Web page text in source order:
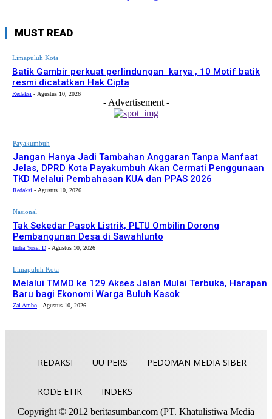
MUST READ
Limapuluh Kota
Batik Gambir perkuat perlindungan karya , 10 Motif batik
resmi dicatatkan Hak Cipta
Redaksi - Agustus 10, 2026
- Advertisement -
Payakumbuh
Jangan Hanya Jadi Tambahan Anggaran Tanpa Manfaat
Jelas, DPRD Kota Payakumbuh Akan Cermati Penggunaan
TKD Melalui Pembahasan KUA dan PPAS 2026
Redaksi - Agustus 10, 2026
Nasional
Tak Sekedar Pasok Listrik, PLTU Ombilin Dorong
Pembangunan Desa di Sawahlunto
Indra Yosef D - Agustus 10, 2026
Limapuluh Kota
Melalui TMMD ke 129 Akses Jalan Mulai Terbuka, Harapan
Baru bagi Ekonomi Warga Buluh Kasok
Zal Ambo - Agustus 10, 2026
REDAKSI UU PERS PEDOMAN MEDIA SIBER
KODE ETIK INDEKS
Copyright © 2012 beritasumbar.com (PT. Khatulistiwa Media